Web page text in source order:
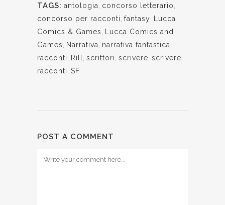
TAGS: antologia concorso letterario
concorso per racconti fantasy
Lucca
Comics & Games
Lucca Comics and
Games
Narrativa narrativa fantastica
racconti
Rill scrittori scrivere scrivere
racconti SF
POST A COMMENT